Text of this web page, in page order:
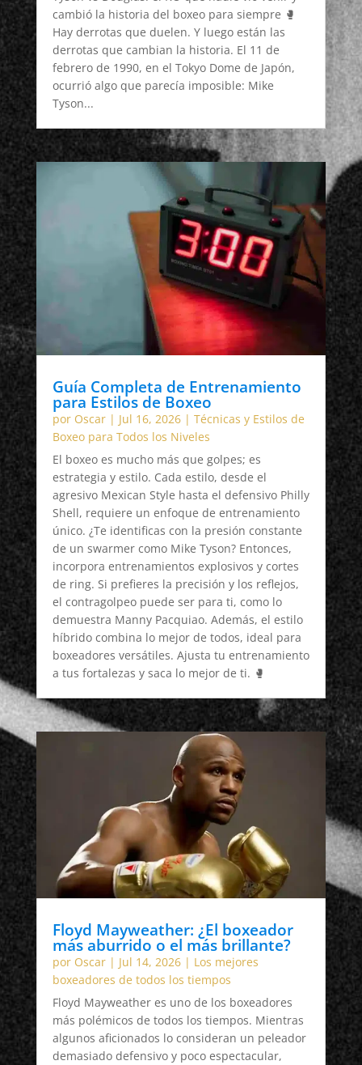
cambió la historia del boxeo para siempre 🥊
Hay derrotas que duelen. Y luego están las
derrotas que cambian la historia. El 11 de
febrero de 1990, en el Tokyo Dome de Japón,
ocurrió algo que parecía imposible: Mike
Tyson...
Guía Completa de Entrenamiento
para Estilos de Boxeo
por Oscar| Jul 16, 2026| Técnicas y Estilos de
Boxeo para Todos los Niveles
El boxeo es mucho más que golpes; es
estrategia y estilo. Cada estilo, desde el
agresivo Mexican Style hasta el defensivo Philly
Shell, requiere un enfoque de entrenamiento
único. ¿Te identificas con la presión constante
de un swarmer como Mike Tyson? Entonces,
incorpora entrenamientos explosivos y cortes
de ring. Si prefieres la precisión y los reflejos,
el contragolpeo puede ser para ti, como lo
demuestra Manny Pacquiao. Además, el estilo
híbrido combina lo mejor de todos, ideal para
boxeadores versátiles. Ajusta tu entrenamiento
a tus fortalezas y saca lo mejor de ti. 🥊
Floyd Mayweather: ¿El boxeador
más aburrido o el más brillante?
por Oscar| Jul 14, 2026| Los mejores
boxeadores de todos los tiempos
Floyd Mayweather es uno de los boxeadores
más polémicos de todos los tiempos. Mientras
algunos aficionados lo consideran un peleador
demasiado defensivo y poco espectacular,